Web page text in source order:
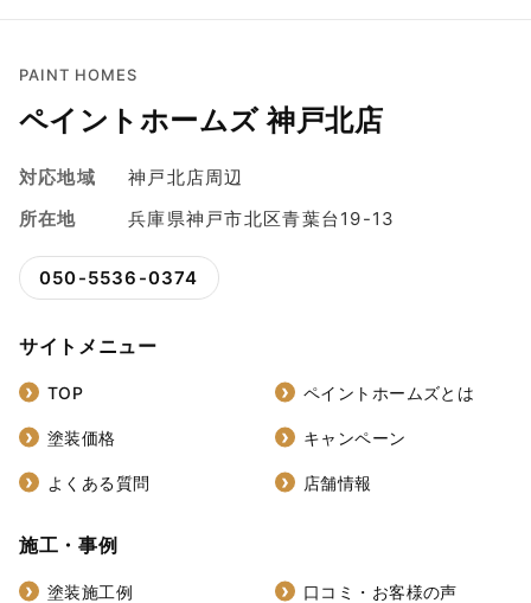
PAINT HOMES
ペイントホームズ 神戸北店
対応地域
神戸北店周辺
所在地
兵庫県神戸市北区青葉台19-13
050-5536-0374
サイトメニュー
TOP ペイントホームズとは
塗装価格 キャンペーン
よくある質問 店舗情報
施工・事例
塗装施工例 口コミ・お客様の声